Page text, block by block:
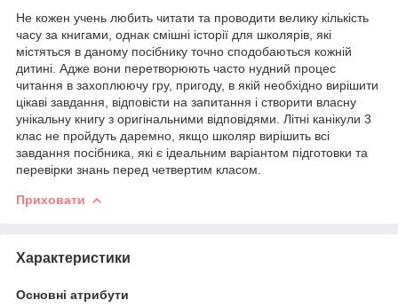
Не кожен учень любить читати та проводити велику кількість
часу за книгами, однак смішні історії для школярів, які
містяться в даному посібнику точно сподобаються кожній
дитині. Адже вони перетворюють часто нудний процес
читання в захоплюючу гру, пригоду, в якій необхідно вирішити
цікаві завдання, відповісти на запитання і створити власну
унікальну книгу з оригінальними відповідями. Літні канікули 3
клас не пройдуть даремно, якщо школяр вирішить всі
завдання посібника, які є ідеальним варіантом підготовки та
перевірки знань перед четвертим класом.
Приховати
Характеристики
Основні атрибути